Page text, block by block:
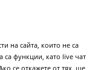
на сайта, които не са
са функции, като live чат
се откажете от тях, ще